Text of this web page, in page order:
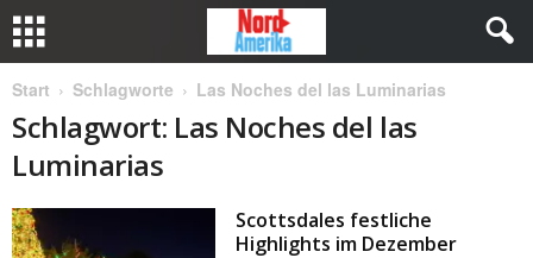
Start Schlagworte Las Noches del las Luminarias
Schlagwort: Las Noches del las
Luminarias
Scottsdales festliche
Highlights im Dezember